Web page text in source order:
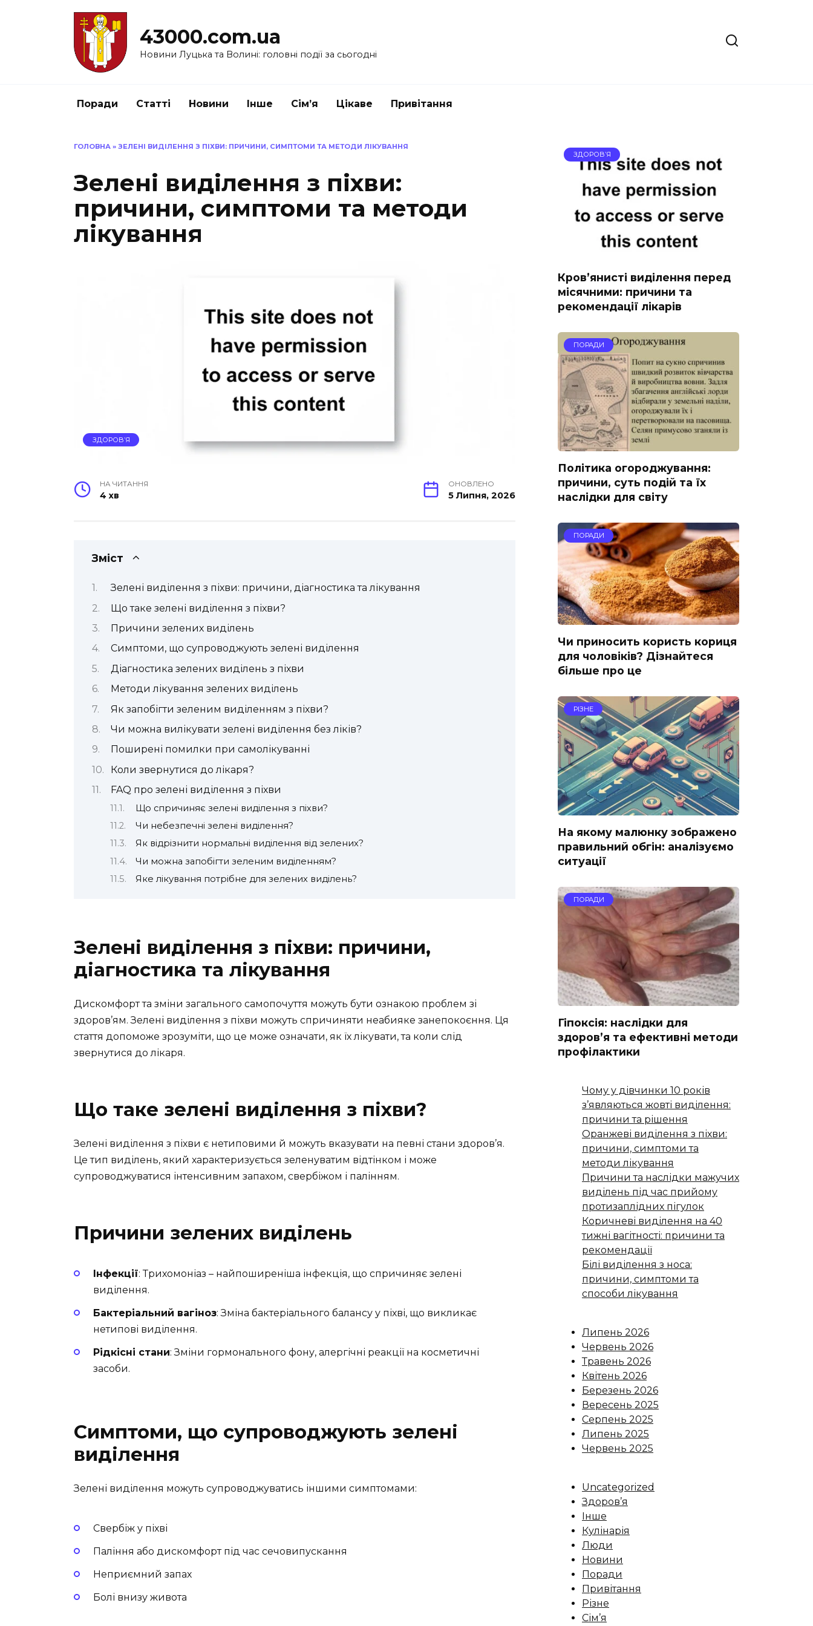
43000.com.ua
Новини Луцька та Волині: головні події за сьогодні
Поради Статті Новини Інше Сім’я Цікаве Привітання
ГОЛОВНА » ЗЕЛЕНІ ВИДІЛЕННЯ З ПІХВИ: ПРИЧИНИ, СИМПТОМИ ТА МЕТОДИ ЛІКУВАННЯ
Зелені виділення з піхви:
причини, симптоми та методи
лікування
ЗДОРОВ’Я
НА ЧИТАННЯ
4 хв
ОНОВЛЕНО
5 Липня, 2026
Зміст
Зелені виділення з піхви: причини, діагностика та лікування
Що таке зелені виділення з піхви?
Причини зелених виділень
Симптоми, що супроводжують зелені виділення
Діагностика зелених виділень з піхви
Методи лікування зелених виділень
Як запобігти зеленим виділенням з піхви?
Чи можна вилікувати зелені виділення без ліків?
Поширені помилки при самолікуванні
Коли звернутися до лікаря?
FAQ про зелені виділення з піхви
Що спричиняє зелені виділення з піхви?
Чи небезпечні зелені виділення?
Як відрізнити нормальні виділення від зелених?
Чи можна запобігти зеленим виділенням?
Яке лікування потрібне для зелених виділень?
Зелені виділення з піхви: причини,
діагностика та лікування
Дискомфорт та зміни загального самопочуття можуть бути ознакою проблем зі
здоров’ям. Зелені виділення з піхви можуть спричиняти неабияке занепокоєння. Ця
стаття допоможе зрозуміти, що це може означати, як їх лікувати, та коли слід
звернутися до лікаря.
Що таке зелені виділення з піхви?
Зелені виділення з піхви є нетиповими й можуть вказувати на певні стани здоров’я.
Це тип виділень, який характеризується зеленуватим відтінком і може
супроводжуватися інтенсивним запахом, свербіжом і палінням.
Причини зелених виділень
Інфекції: Трихомоніаз – найпоширеніша інфекція, що спричиняє зелені
виділення.
Бактеріальний вагіноз: Зміна бактеріального балансу у піхві, що викликає
нетипові виділення.
Рідкісні стани: Зміни гормонального фону, алергічні реакції на косметичні
засоби.
Симптоми, що супроводжують зелені
виділення
Зелені виділення можуть супроводжуватись іншими симптомами:
Свербіж у піхві
Паління або дискомфорт під час сечовипускання
Неприємний запах
Болі внизу живота
ЗДОРОВ’Я
Кров’янисті виділення перед
місячними: причини та
рекомендації лікарів
ПОРАДИ
Політика огороджування:
причини, суть подій та їх
наслідки для світу
ПОРАДИ
Чи приносить користь кориця
для чоловіків? Дізнайтеся
більше про це
РІЗНЕ
На якому малюнку зображено
правильний обгін: аналізуємо
ситуації
ПОРАДИ
Гіпоксія: наслідки для
здоров’я та ефективні методи
профілактики
Чому у дівчинки 10 років
з’являються жовті виділення:
причини та рішення
Оранжеві виділення з піхви:
причини, симптоми та
методи лікування
Причини та наслідки мажучих
виділень під час прийому
протизаплідних пігулок
Коричневі виділення на 40
тижні вагітності: причини та
рекомендації
Білі виділення з носа:
причини, симптоми та
способи лікування
Липень 2026
Червень 2026
Травень 2026
Квітень 2026
Березень 2026
Вересень 2025
Серпень 2025
Липень 2025
Червень 2025
Uncategorized
Здоров’я
Інше
Кулінарія
Люди
Новини
Поради
Привітання
Різне
Сім’я